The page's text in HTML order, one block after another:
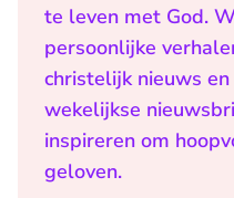
te leven met God.
persoonlijke
christelijk nieuws
wekelijkse
inspireren om
geloven.